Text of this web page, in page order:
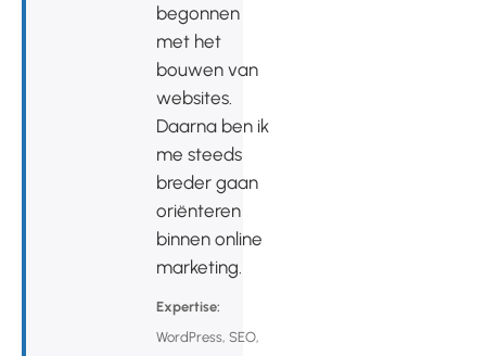
begonnen
met het
bouwen van
websites.
Daarna ben ik
me steeds
breder gaan
oriënteren
binnen online
marketing.
Expertise:
WordPress, SEO,